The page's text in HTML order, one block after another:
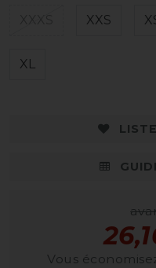
XXS
XL
Vous